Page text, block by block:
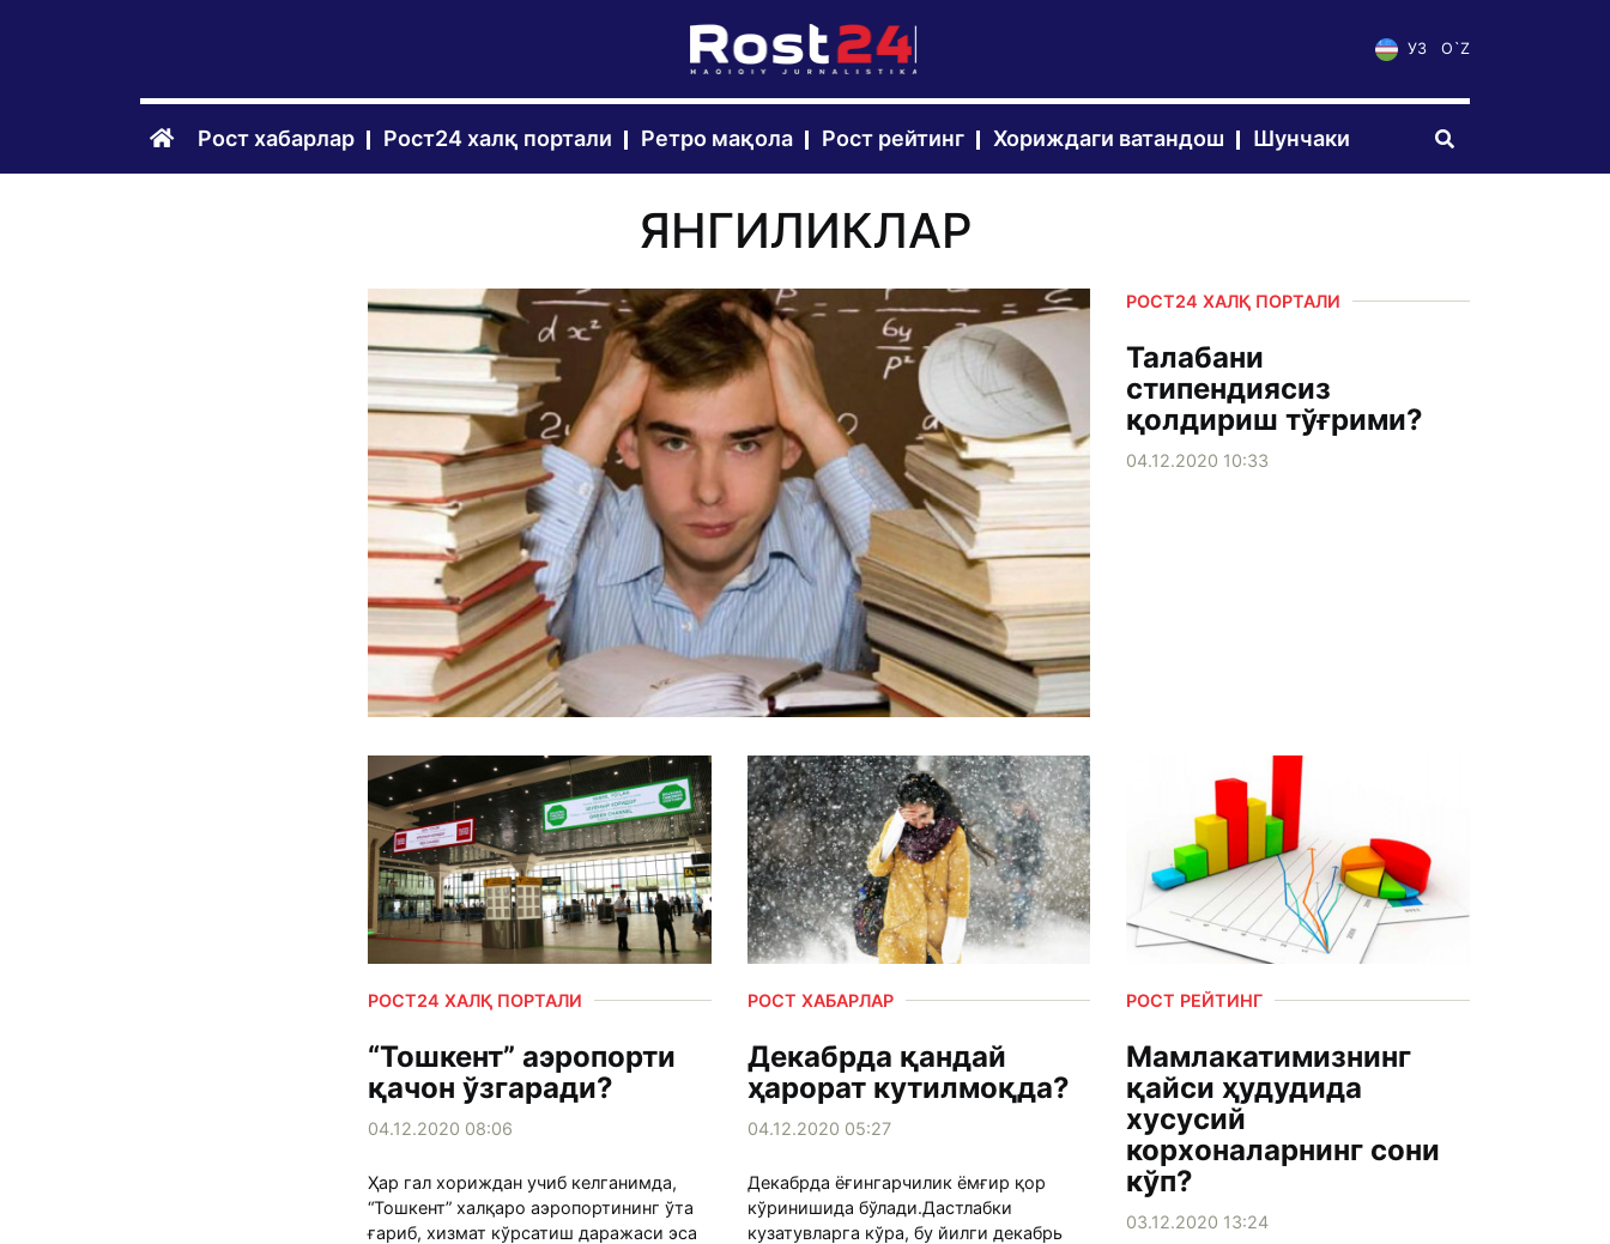
УЗ O`Z
Рост хабарлар Рост24 халқ портали Ретро мақола Рост рейтинг Хориждаги ватандош Шунчаки
ЯНГИЛИКЛАР
РОСТ24 ХАЛҚ ПОРТАЛИ
Талабани
стипендиясиз
қолдириш тўғрими?
04.12.2020 10:33
РОСТ24 ХАЛҚ ПОРТАЛИ
“Тошкент” аэропорти
қачон ўзгаради?
04.12.2020 08:06
Ҳар гал хориждан учиб келганимда,
“Тошкент” халқаро аэропортининг ўта
ғариб, хизмат кўрсатиш даражаси эса
РОСТ ХАБАРЛАР
Декабрда қандай
ҳарорат кутилмоқда?
04.12.2020 05:27
Декабрда ёғингарчилик ёмғир қор
кўринишида бўлади .Дастлабки
кузатувларга кўра, бу йилги декабрь
РОСТ РЕЙТИНГ
Мамлакатимизнинг
қайси ҳудудида
хусусий
корхоналарнинг сони
кўп?
03.12.2020 13:24